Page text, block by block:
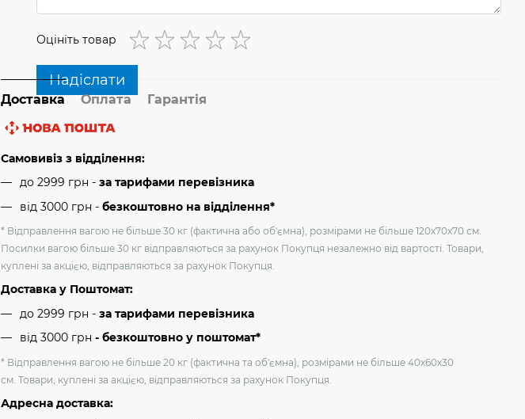
Оцініть товар
Надіслати
Доставка Оплата Гарантія
Самовивіз з відділення:
до 2999 грн - за тарифами перевізника
від 3000 грн - безкоштовно на відділення*
* Відправлення вагою не більше 30 кг (фактична або об'ємна), розмірами не більше 120х70х70 см.
Посилки вагою більше 30 кг відправляються за рахунок Покупця незалежно від вартості. Товари,
куплені за акцією, відправляються за рахунок Покупця.
Доставка у Поштомат:
до 2999 грн - за тарифами перевізника
від 3000 грн - безкоштовно у поштомат*
* Відправлення вагою не більше 20 кг (фактична та об'ємна), розмірами не більше 40х60х30
см. Товари, куплені за акцією, відправляються за рахунок Покупця.
Адресна доставка: